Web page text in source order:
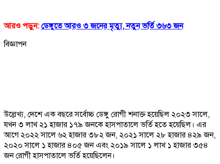
আরও পড়ুন: ডেঙ্গুতে আরও ৩ জনের মৃত্যু, নতুন ভর্তি ৩৬৩ জন
বিজ্ঞাপন
উল্লেখ্য, দেশে এক বছরে সর্বোচ্চ ডেঙ্গু রোগী শনাক্ত হয়েছিল ২০২৩ সালে,
যখন ৩ লাখ ২১ হাজার ১৭৯ জনকে হাসপাতালে ভর্তি হতে হয়েছিল। এর
আগে ২০২২ সালে ৬২ হাজার ৩৮২ জন, ২০২১ সালে ২৮ হাজার ৪২৯ জন,
২০২০ সালে ১ হাজার ৪০৫ জন এবং ২০১৯ সালে ১ লাখ ১ হাজার ৩৫৪
জন রোগী হাসপাতালে ভর্তি হয়েছিলেন।